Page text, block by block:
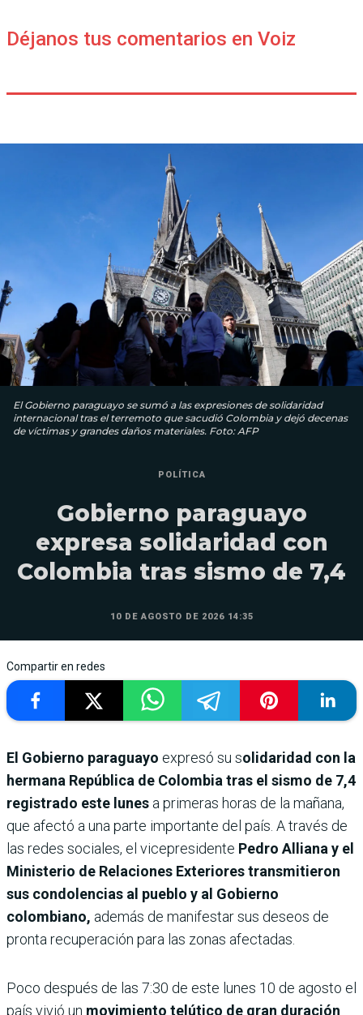
Déjanos tus comentarios en Voiz
El Gobierno paraguayo se sumó a las expresiones de solidaridad
internacional tras el terremoto que sacudió Colombia y dejó decenas
de víctimas y grandes daños materiales. Foto: AFP
POLÍTICA
Gobierno paraguayo
expresa solidaridad con
Colombia tras sismo de 7,4
10 DE AGOSTO DE 2026 14:35
Compartir en redes
El Gobierno paraguayo expresó su solidaridad con la
hermana República de Colombia tras el sismo de 7,4
registrado este lunes a primeras horas de la mañana,
que afectó a una parte importante del país. A través de
las redes sociales, el vicepresidente Pedro Alliana y el
Ministerio de Relaciones Exteriores transmitieron
sus condolencias al pueblo y al Gobierno
colombiano, además de manifestar sus deseos de
pronta recuperación para las zonas afectadas.
Poco después de las 7:30 de este lunes 10 de agosto el
país vivió un movimiento telútico de gran duración